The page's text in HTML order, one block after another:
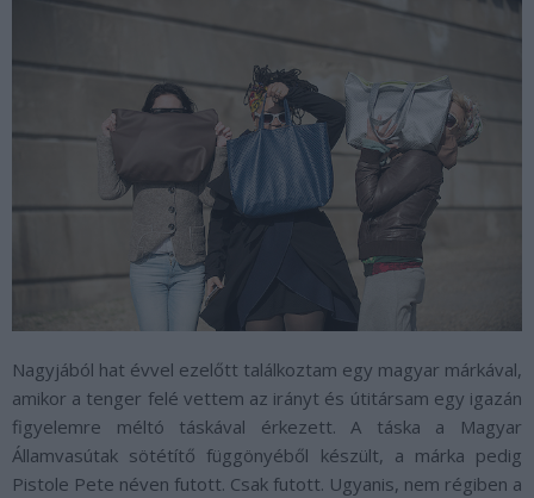
Nagyjából hat évvel ezelőtt találkoztam egy magyar márkával,
amikor a tenger felé vettem az irányt és útitársam egy igazán
figyelemre méltó táskával érkezett. A táska a Magyar
Államvasútak sötétítő függönyéből készült, a márka pedig
Pistole Pete néven futott. Csak futott. Ugyanis, nem régiben a